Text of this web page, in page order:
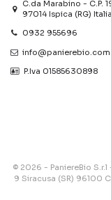
C.da Marabino - C.P.
97014 Ispica (RG) Italia
0932 955696
info@panierebio.com
‎‎‎‎‎ P.Iva 01585630898
© 2026 - PaniereBio
9 Siracusa (SR) 96100